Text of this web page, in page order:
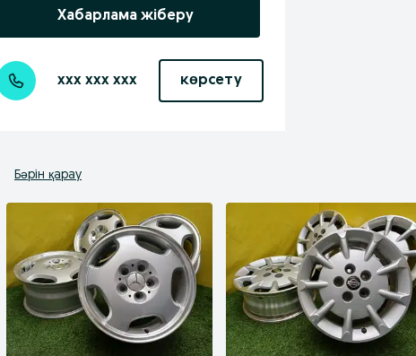
Хабарлама жіберу
xxx xxx xxx көрсету
Бәрін қарау